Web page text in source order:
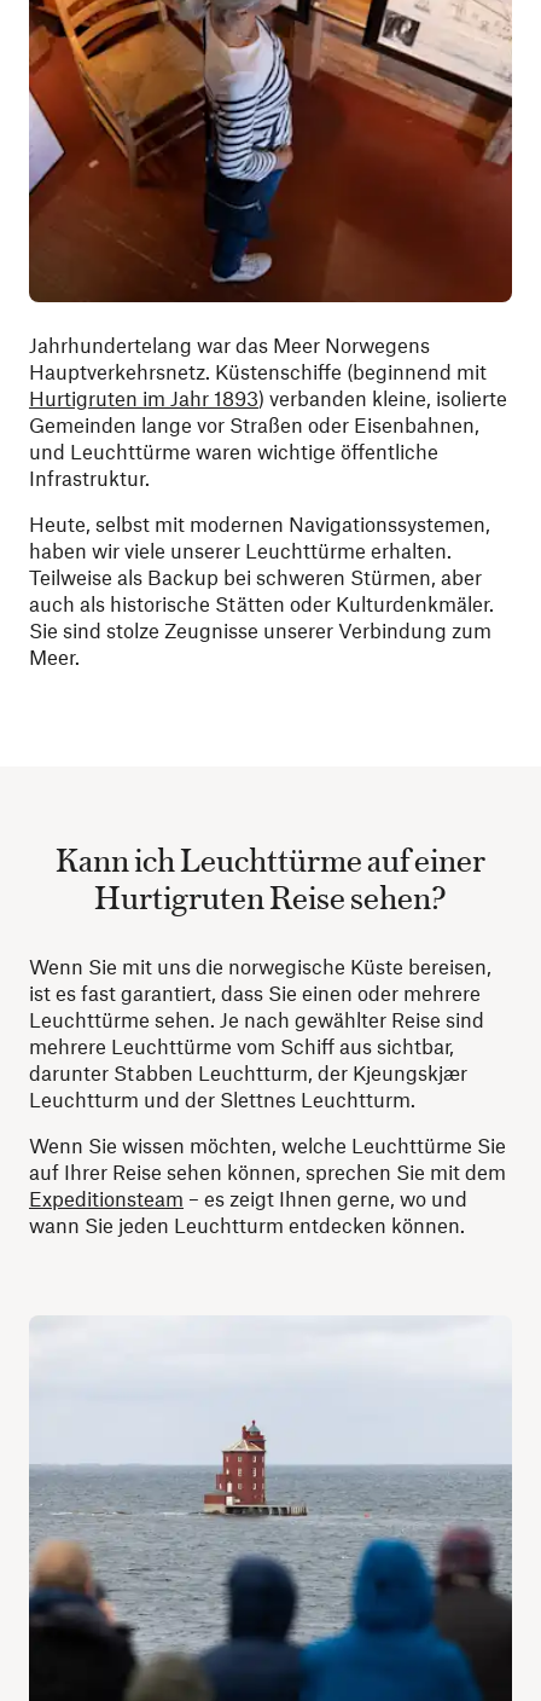
Jahrhundertelang war das Meer Norwegens
Hauptverkehrsnetz. Küstenschiffe (beginnend mit
Hurtigruten im Jahr 1893) verbanden kleine, isolierte
Gemeinden lange vor Straßen oder Eisenbahnen,
und Leuchttürme waren wichtige öffentliche
Infrastruktur.
Heute, selbst mit modernen Navigationssystemen,
haben wir viele unserer Leuchttürme erhalten.
Teilweise als Backup bei schweren Stürmen, aber
auch als historische Stätten oder Kulturdenkmäler.
Sie sind stolze Zeugnisse unserer Verbindung zum
Meer.
Kann ich Leuchttürme auf einer
Hurtigruten Reise sehen?
Wenn Sie mit uns die norwegische Küste bereisen,
ist es fast garantiert, dass Sie einen oder mehrere
Leuchttürme sehen. Je nach gewählter Reise sind
mehrere Leuchttürme vom Schiff aus sichtbar,
darunter Stabben Leuchtturm, der Kjeungskjær
Leuchtturm und der Slettnes Leuchtturm.
Wenn Sie wissen möchten, welche Leuchttürme Sie
auf Ihrer Reise sehen können, sprechen Sie mit dem
Expeditionsteam – es zeigt Ihnen gerne, wo und
wann Sie jeden Leuchtturm entdecken können.